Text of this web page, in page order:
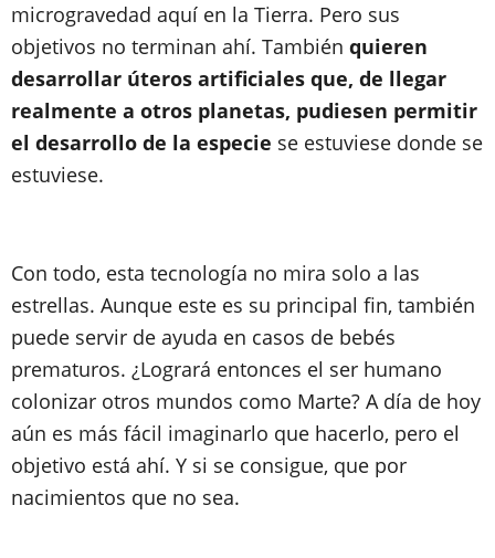
microgravedad aquí en la Tierra. Pero sus
objetivos no terminan ahí. También quieren
desarrollar úteros artificiales que, de llegar
realmente a otros planetas, pudiesen permitir
el desarrollo de la especie se estuviese donde se
estuviese.
Con todo, esta tecnología no mira solo a las
estrellas. Aunque este es su principal fin, también
puede servir de ayuda en casos de bebés
prematuros. ¿Logrará entonces el ser humano
colonizar otros mundos como Marte? A día de hoy
aún es más fácil imaginarlo que hacerlo, pero el
objetivo está ahí. Y si se consigue, que por
nacimientos que no sea.